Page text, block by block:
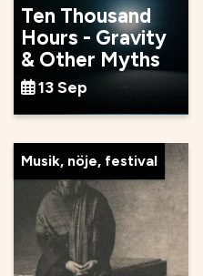
Ten Thousand
Hours - Gravity
& Other Myths
13 Sep
Musik, nöje, festival